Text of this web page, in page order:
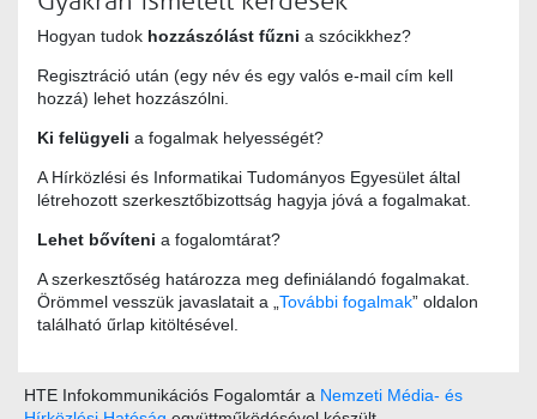
Hogyan tudok hozzászólást fűzni a szócikkhez?
Regisztráció után (egy név és egy valós e-mail cím kell
hozzá) lehet hozzászólni.
Ki felügyeli a fogalmak helyességét?
A Hírközlési és Informatikai Tudományos Egyesület által
létrehozott szerkesztőbizottság hagyja jóvá a fogalmakat.
Lehet bővíteni a fogalomtárat?
A szerkesztőség határozza meg definiálandó fogalmakat.
Örömmel vesszük javaslatait a „ További fogalmak” oldalon
található űrlap kitöltésével.
HTE Infokommunikációs Fogalomtár a Nemzeti Média- és